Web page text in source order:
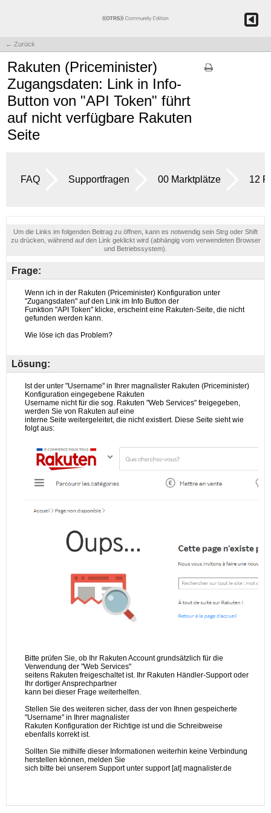
← Zurück
Rakuten (Priceminister)
Zugangsdaten: Link in Info-
Button von "API Token" führt
auf nicht verfügbare Rakuten
Seite
FAQ Supportfragen 00 Marktplätze 12
Um die Links im folgenden Beitrag zu öffnen, kann es notwendig sein Strg oder Shift
zu drücken, während auf den Link geklickt wird (abhängig vom verwendeten Browser
und Betriebssystem).
Frage:
Lösung: